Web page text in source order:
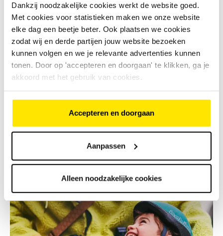
Dankzij noodzakelijke cookies werkt de website goed.
Met cookies voor statistieken maken we onze website
elke dag een beetje beter. Ook plaatsen we cookies
zodat wij en derde partijen jouw website bezoeken
kunnen volgen en we je relevante advertenties kunnen
tonen. Door op 'accepteren en doorgaan' te klikken, ga je
akkoord met het gebruik van cookies.
Accepteren en doorgaan
Aanpassen
Alleen noodzakelijke cookies
Huur een fietstijdens je vakantie of weekend weg en
verken de omgeving. Gouden tip: bekijkhierde
mooiste fietsroutes van Nederland!